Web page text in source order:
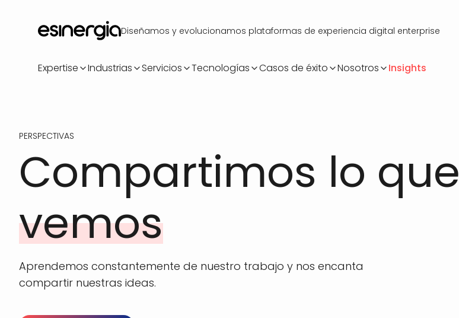
contenido
Diseñamos y evolucionamos plataformas de experiencia digital enterprise
Expertise Industrias Servicios Tecnologías Casos de éxito Nosotros Insights
PERSPECTIVAS
Compartimos lo que
vemos
Aprendemos constantemente de nuestro trabajo y nos encanta
compartir nuestras ideas.